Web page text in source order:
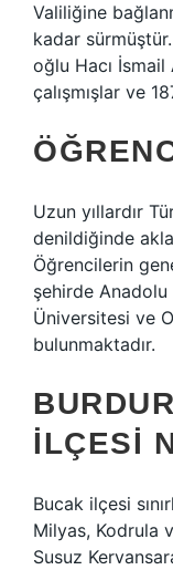
Valiliğine
kadar
oğlu Hacı İsmail
çalışmışlar ve
Uzun yıllardır
denildiğinde
Öğrencilerin
şehirde
Üniversitesi ve
bulunmaktadır.
ILÇESI
Bucak ilçesi
Milyas, Kodrula
Susuz